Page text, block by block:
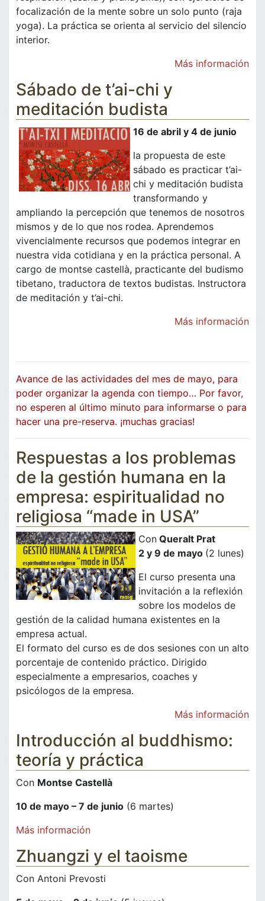
focalización de la mente sobre un solo punto (raja
yoga). La práctica se orienta al servicio del silencio
interior.
Más información
Sábado de t’ai-chi y
meditación budista
16 de abril y 4 de junio
la propuesta de este
sábado es practicar t’ai-
chi y meditación budista
transformando y
ampliando la percepción que tenemos de nosotros
mismos y de lo que nos rodea. Aprendemos
vivencialmente recursos que podemos integrar en
nuestra vida cotidiana y en la práctica personal. A
cargo de montse castellà, practicante del budismo
tibetano, traductora de textos budistas. Instructora
de meditación y t’ai-chi.
Más información
Avance de las actividades del mes de mayo, para
poder organizar la agenda con tiempo… Por favor,
no esperen al último minuto para informarse o para
hacer una pre-reserva. ¡muchas gracias!
Respuestas a los problemas
de la gestión humana en la
empresa: espiritualidad no
religiosa “made in USA”
Con Queralt Prat
2 y 9 de mayo (2 lunes)
El curso presenta una
invitación a la reflexión
sobre los modelos de
gestión de la calidad humana existentes en la
empresa actual.
El formato del curso es de dos sesiones con un alto
porcentaje de contenido práctico. Dirigido
especialmente a empresarios, coaches y
psicólogos de la empresa.
Más información
Introducción al buddhismo:
teoría y práctica
Con Montse Castellà
10 de mayo – 7 de junio (6 martes)
Más información
Zhuangzi y el taoisme
Con Antoni Prevosti